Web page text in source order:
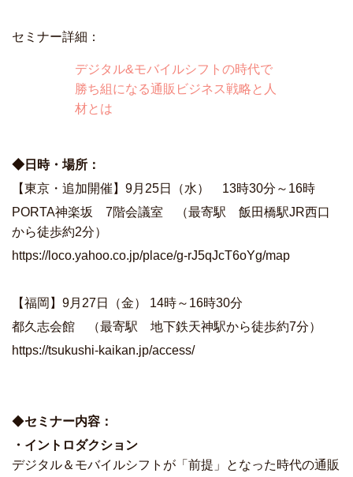
セミナー詳細：
デジタル&モバイルシフトの時代で
勝ち組になる通販ビジネス戦略と人
材とは
◆日時・場所：
【東京・追加開催】9月25日（水） 13時30分～16時
PORTA神楽坂 7階会議室 （最寄駅 飯田橋駅JR西口
から徒歩約2分）
https://loco.yahoo.co.jp/place/g-rJ5qJcT6oYg/map
【福岡】9月27日（金） 14時～16時30分
都久志会館 （最寄駅 地下鉄天神駅から徒歩約7分）
https://tsukushi-kaikan.jp/access/
◆セミナー内容：
・イントロダクション
デジタル＆モバイルシフトが「前提」となった時代の通販